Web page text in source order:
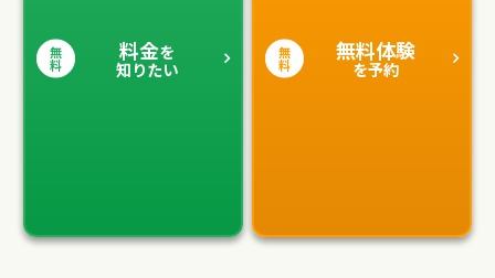
無
料
料金を
知りたい
無
料
無料体験
を予約